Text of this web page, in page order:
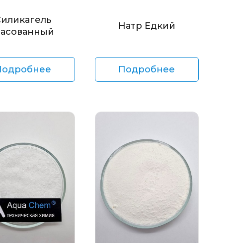
Натр Едкий
Подробнее